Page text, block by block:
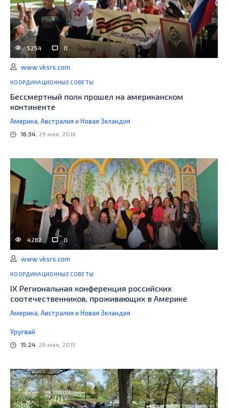
5254 0
www.vksrs.com
КООРДИНАЦИОННЫЕ СОВЕТЫ
Бессмертный полк прошел на американском
континенте
Америка, Австралия и Новая Зеландия
16:34 , 29 мая, 2016
4282 0
www.vksrs.com
КООРДИНАЦИОННЫЕ СОВЕТЫ
IX Региональная конференция российских
соотечественников, проживающих в Америке
Америка, Австралия и Новая Зеландия
Уругвай
15:24 , 26 мая, 2015